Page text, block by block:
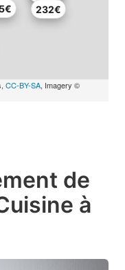
232€
CC-BY-SA, Imagery ©
de
à